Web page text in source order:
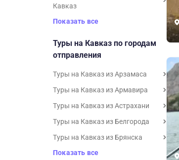
Кавказ
Показать все
Туры на Кавказ по городам
отправления
Туры на Кавказ из Арзамаса
Туры на Кавказ из Армавира
Туры на Кавказ из Астрахани
Туры на Кавказ из Белгорода
Туры на Кавказ из Брянска
Показать все